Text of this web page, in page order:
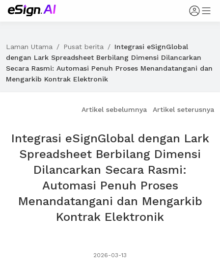
Laman Utama / Pusat berita / Integrasi eSignGlobal
dengan Lark Spreadsheet Berbilang Dimensi Dilancarkan
Secara Rasmi: Automasi Penuh Proses Menandatangani dan
Mengarkib Kontrak Elektronik
Artikel sebelumnya Artikel seterusnya
Integrasi eSignGlobal dengan Lark
Spreadsheet Berbilang Dimensi
Dilancarkan Secara Rasmi:
Automasi Penuh Proses
Menandatangani dan Mengarkib
Kontrak Elektronik
2026-03-13